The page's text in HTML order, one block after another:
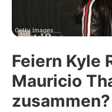
Alle
Getty Images
Feiern Kyle
Mauricio
zusammen?